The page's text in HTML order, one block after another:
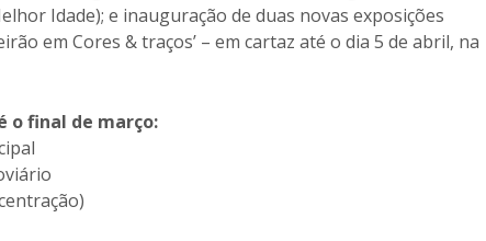
Idade); e inauguração de duas novas exposições
em Cores & traços’ – em cartaz até o dia 5 de abril, na
o final de março: